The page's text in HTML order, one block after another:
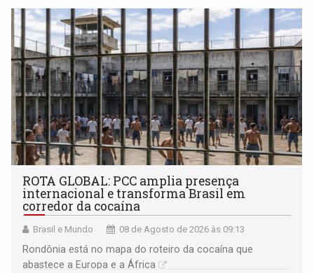
ROTA GLOBAL: PCC amplia presença
internacional e transforma Brasil em
corredor da cocaína
Brasil e Mundo 08 de Agosto de 2026 às 09:13
Rondônia está no mapa do roteiro da cocaína que
abastece a Europa e a África